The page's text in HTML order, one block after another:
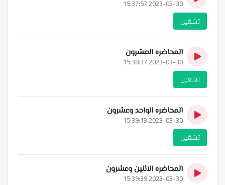
2023-03-30 15:37:57
تشغيل
المحاضره العشرون
2023-03-30 15:38:37
تشغيل
المحاضره الواحد وعشرون
2023-03-30 15:39:13
تشغيل
المحاضره الاثنين وعشرون
2023-03-30 15:39:39